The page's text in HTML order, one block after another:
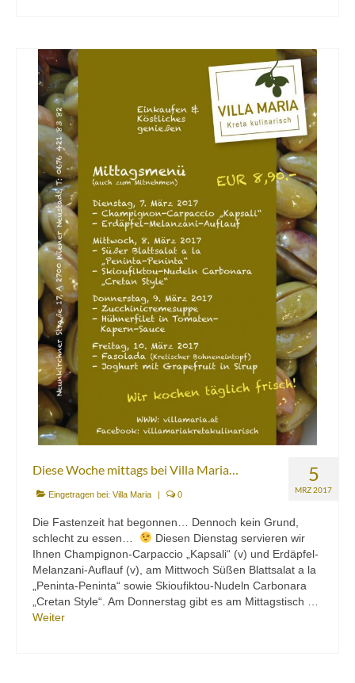
5
MRZ 2017
Diese Woche mittags bei Villa Maria…
Eingetragen bei: Villa Maria | 0
Die Fastenzeit hat begonnen… Dennoch kein Grund,
schlecht zu essen…
Diesen Dienstag servieren wir
Ihnen Champignon-Carpaccio „Kapsali“ (v) und Erdäpfel-
Melanzani-Auflauf (v), am Mittwoch Süßen Blattsalat a la
„Peninta-Peninta“ sowie Skioufiktou-Nudeln Carbonara
„Cretan Style“. Am Donnerstag gibt es am Mittagstisch …
Weiter